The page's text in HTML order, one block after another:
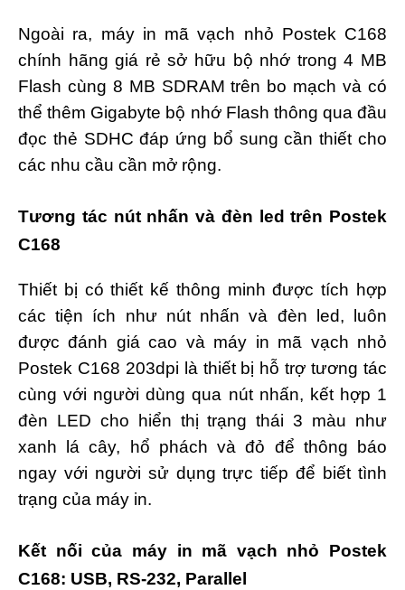
Ngoài ra, máy in mã vạch nhỏ Postek C168
chính hãng giá rẻ sở hữu bộ nhớ trong 4 MB
Flash cùng 8 MB SDRAM trên bo mạch và có
thể thêm Gigabyte bộ nhớ Flash thông qua đầu
đọc thẻ SDHC đáp ứng bổ sung cần thiết cho
các nhu cầu cần mở rộng.
Tương tác nút nhấn và đèn led trên Postek
C168
Thiết bị có thiết kế thông minh được tích hợp
các tiện ích như nút nhấn và đèn led, luôn
được đánh giá cao và máy in mã vạch nhỏ
Postek C168 203dpi là thiết bị hỗ trợ tương tác
cùng với người dùng qua nút nhấn, kết hợp 1
đèn LED cho hiển thị trạng thái 3 màu như
xanh lá cây, hổ phách và đỏ để thông báo
ngay với người sử dụng trực tiếp để biết tình
trạng của máy in.
Kết nối của máy in mã vạch nhỏ Postek
C168: USB, RS-232, Parallel